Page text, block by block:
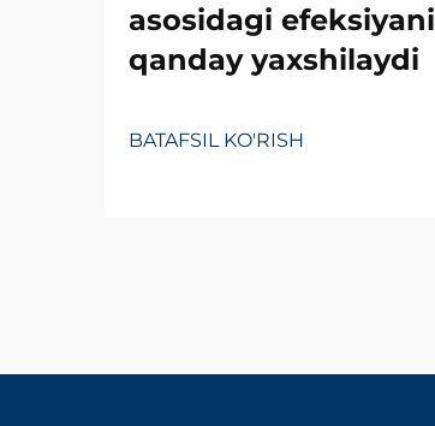
asosidagi efeksiyani
qanday yaxshilaydi
BATAFSIL KO'RISH